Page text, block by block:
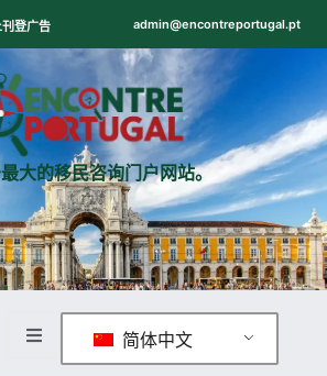
登广告 admin@encontreportugal.pt
大的移民咨询门户网站。
简体中文